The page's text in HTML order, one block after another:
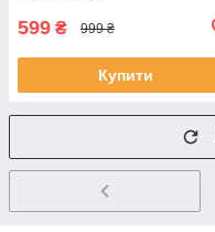
599 ₴ 999 ₴
Купити